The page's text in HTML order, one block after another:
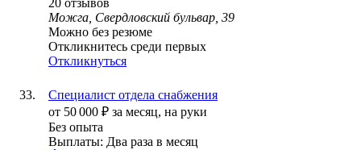
20 отзывов
Можга, Свердловский бульвар, 39
Можно без резюме
Откликнитесь среди первых
Откликнуться
Специалист отдела снабжения
от 50 000 ₽ за месяц, на руки
Без опыта
Выплаты: Два раза в месяц